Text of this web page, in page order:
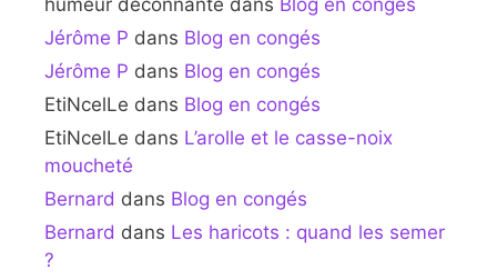
Jérôme P dans Blog en congés
Jérôme P dans Blog en congés
EtiNcelLe dans Blog en congés
EtiNcelLe dans L’arolle et le casse-noix
moucheté
Bernard dans Blog en congés
Bernard dans Les haricots : quand les semer
?